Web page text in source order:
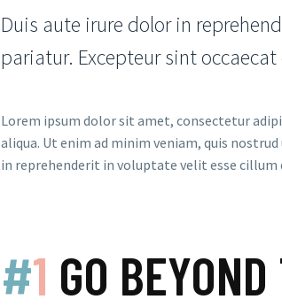
Duis aute irure dolor in
pariatur. Excepteur sint
Lorem ipsum dolor sit amet, consectetur
aliqua. Ut enim ad minim veniam, quis
in reprehenderit in voluptate velit esse
#1 GO